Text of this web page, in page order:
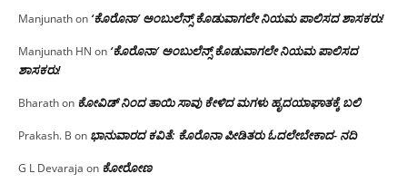
Manjunathon ‘ಕೊರೊನಾ’ ಅಂಬುಲೆನ್ಸ್ ಕೊಡುವಾಗಲೇ ನಿಯಮ ಪಾಲಿಸದ ಶಾಸಕರು!
Manjunath HN on ‘ಕೊರೊನಾ’ ಅಂಬುಲೆನ್ಸ್ ಕೊಡುವಾಗಲೇ ನಿಯಮ ಪಾಲಿಸದ
ಶಾಸಕರು!
Bharathon ಕೋವಿಡ್ ನಿಂದ ತಾಯಿ ಸಾವು ಕೇಳಿದ ಮಗಳು ಹೃದಯಾಘಾತಕ್ಕೆ ಬಲಿ
Prakash. B on ಭಾನುವಾರದ ಕವಿತೆ: ಕೊರೊನಾ ಪೀಡಿತರು ಓದಲೇಬೇಕಾದ- ನದಿ
G L Devaraja on ಕೋರೋಣ